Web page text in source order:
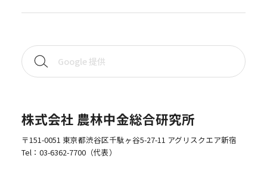
株式会社 農林中金総合研究所
〒151-0051 東京都渋谷区千駄ヶ谷5-27-11 アグリスクエア新宿
Tel： 03-6362-7700（代表）